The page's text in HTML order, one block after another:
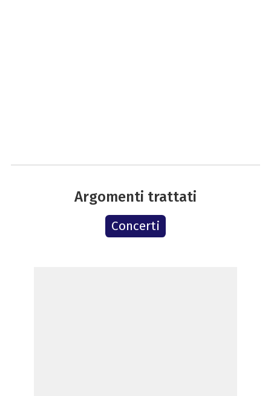
Argomenti trattati
Concerti